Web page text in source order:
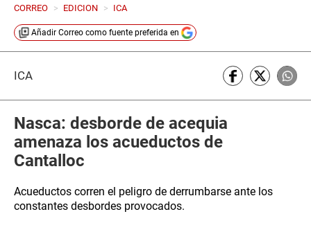
CORREO > EDICION > ICA
Añadir Correo como fuente preferida en
ICA
Nasca: desborde de acequia
amenaza los acueductos de
Cantalloc
Acueductos corren el peligro de derrumbarse ante los
constantes desbordes provocados.